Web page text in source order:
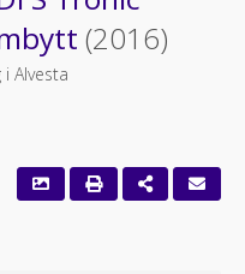
(2016)
Alvesta